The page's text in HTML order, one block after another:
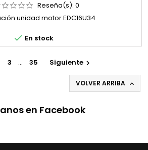
Reseña(s): 0
unidad motor EDC16U34
 En stock
3 … 35 Siguiente
VOLVER ARRIBA 
en Facebook